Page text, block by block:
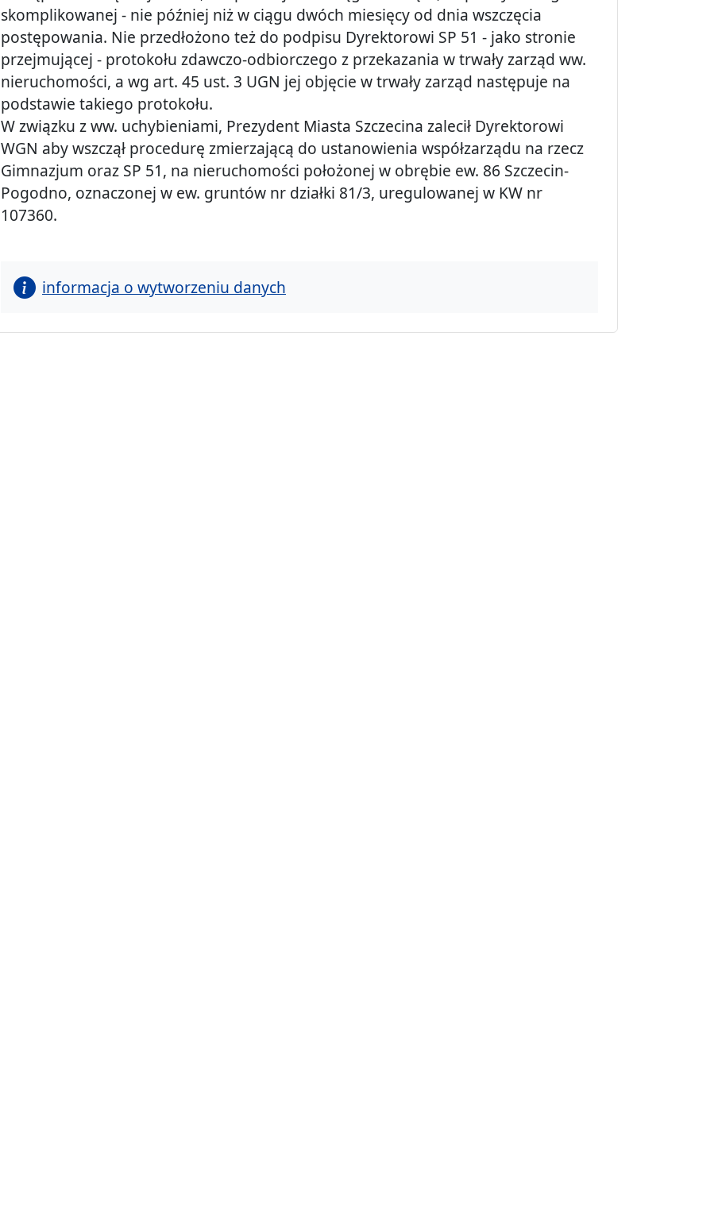
skomplikowanej - nie później niż w ciągu dwóch miesięcy od dnia wszczęcia
postępowania. Nie przedłożono też do podpisu Dyrektorowi SP 51 - jako stronie
przejmującej - protokołu zdawczo-odbiorczego z przekazania w trwały zarząd ww.
nieruchomości, a wg art. 45 ust. 3 UGN jej objęcie w trwały zarząd następuje na
podstawie takiego protokołu.
W związku z ww. uchybieniami, Prezydent Miasta Szczecina zalecił Dyrektorowi
WGN aby wszczął procedurę zmierzającą do ustanowienia współzarządu na rzecz
Gimnazjum oraz SP 51, na nieruchomości położonej w obrębie ew. 86 Szczecin-
Pogodno, oznaczonej w ew. gruntów nr działki 81/3, uregulowanej w KW nr
107360.
informacja o wytworzeniu danych